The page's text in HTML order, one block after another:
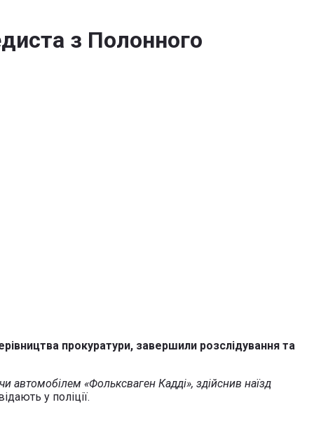
з Полонного
прокуратури, завершили розслідування та
«Фольксваген Кадді», здійснив наїзд
у поліції.